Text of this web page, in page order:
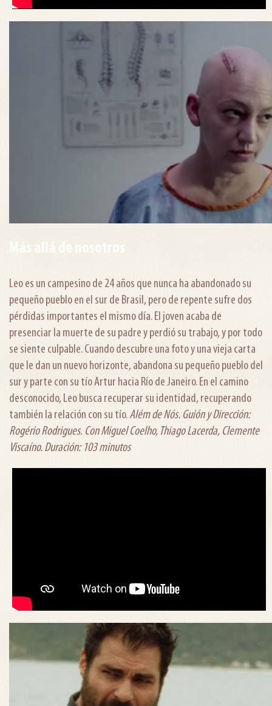
Más allá de nosotros
Leo es un campesino de 24 años que nunca ha abandonado su
pequeño pueblo en el sur de Brasil, pero de repente sufre dos
pérdidas importantes el mismo día. El joven acaba de
presenciar la muerte de su padre y perdió su trabajo, y por todo
se siente culpable. Cuando descubre una foto y una vieja carta
que le dan un nuevo horizonte, abandona su pequeño pueblo del
sur y parte con su tío Artur hacia Río de Janeiro. En el camino
desconocido, Leo busca recuperar su identidad, recuperando
también la relación con su tío.Além de Nós. Guión y Dirección:
Rogério Rodrigues. Con Miguel Coelho, Thiago Lacerda, Clemente
Viscaíno. Duración: 103 minutos